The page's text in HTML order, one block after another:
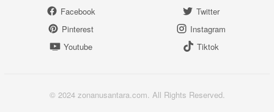
Facebook
Twitter
Pinterest
Instagram
Youtube
Tiktok
© 2024 zonanusantara.com. All Rights Reserved.